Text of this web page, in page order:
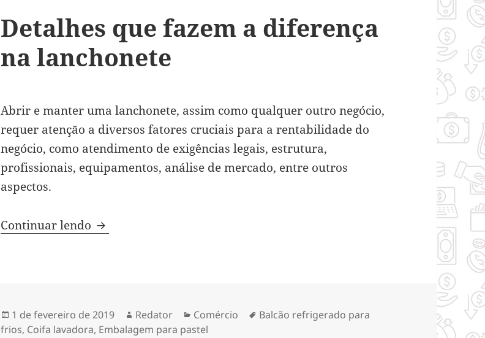
Detalhes que fazem a diferença
na lanchonete
Abrir e manter uma lanchonete, assim como qualquer outro negócio,
requer atenção a diversos fatores cruciais para a rentabilidade do
negócio, como atendimento de exigências legais, estrutura,
profissionais, equipamentos, análise de mercado, entre outros
aspectos.
Continuar lendo Detalhes que fazem a diferença na lanchonete
Publicado
em
1 de fevereiro de 2019 Autor
Redator Categorias
Comércio Tags
Balcão refrigerado para
frios, Coifa lavadora, Embalagem para pastel